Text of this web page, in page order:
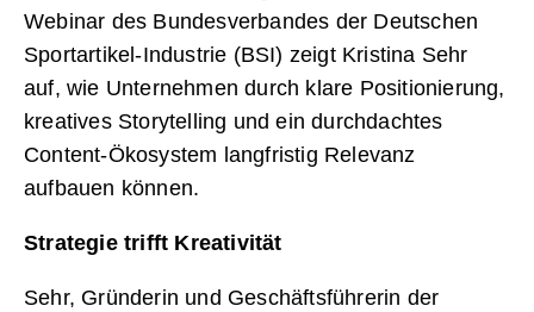
Webinar des Bundesverbandes der Deutschen
Sportartikel-Industrie (BSI) zeigt Kristina Sehr
auf, wie Unternehmen durch klare Positionierung,
kreatives Storytelling und ein durchdachtes
Content-Ökosystem langfristig Relevanz
aufbauen können.
Strategie trifft Kreativität
Sehr, Gründerin und Geschäftsführerin der